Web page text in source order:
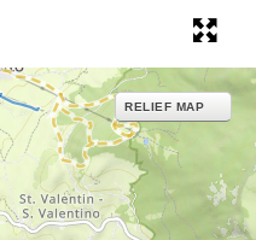
RELIEF MAP